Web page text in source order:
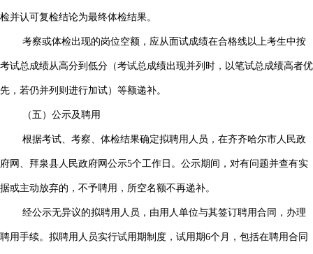
检并认可复检结论为最终体检结果。
考察或体检出现的岗位空额，应从面试成绩在合格线以上考生中按
考试总成绩从高分到低分（考试总成绩出现并列时，以笔试总成绩高者优
先，若仍并列则进行加试）等额递补。
（五）公示及聘用
根据考试、考察、体检结果确定拟聘用人员，在齐齐哈尔市人民政
府网、拜泉县人民政府网公示5个工作日。公示期间，对有问题并查有实
据或主动放弃的，不予聘用，所空名额不再递补。
经公示无异议的拟聘用人员，由用人单位与其签订聘用合同，办理
聘用手续。拟聘用人员实行试用期制度，试用期6个月，包括在聘用合同